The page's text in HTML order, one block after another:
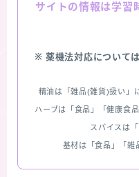
サイトの情報は学習
※ 薬機法対応について
精油は「雑品(雑貨)扱い」
ハーブは「食品」「健康食
スパイスは
基材は「食品」「雑